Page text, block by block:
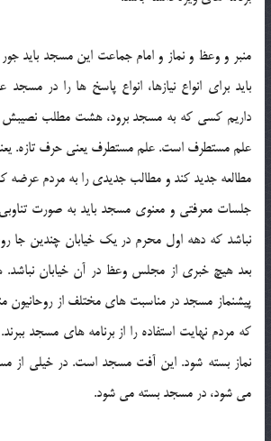
منبر و وعظ و نماز و امام جماعت این مسجد باید
باید برای انواع نیازها، انواع پاسخ ها را در
داریم کسی که به مسجد برود، هشت مطلب نصیبش
علم مستطرف است. علم مستطرف یعنی حرف تازه. یعنی
مطالعه جدید کند و مطالب جدیدی را به مردم عرضه
جلسات معرفتی و معنوی مسجد باید به صورت
نباشد که دهه اول محرم در یک خیابان چندین جا
بعد هیچ خبری از مجلس وعظ در آن خیابان
پیشنماز مسجد در مناسبت های مختلف از
که مردم نهایت استفاده را از برنامه های مسجد
نماز بسته شود. این آفت مسجد است. در خیلی از
می شود، در مسجد بسته می شود.